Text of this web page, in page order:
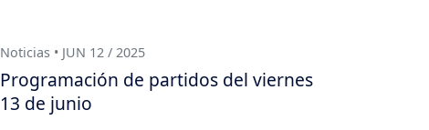
Noticias • JUN 12 / 2025
Programación de partidos del viernes
13 de junio